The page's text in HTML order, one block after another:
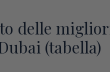
delle
(tabella)